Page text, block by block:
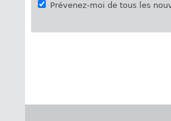
Prévenez-moi de tous les